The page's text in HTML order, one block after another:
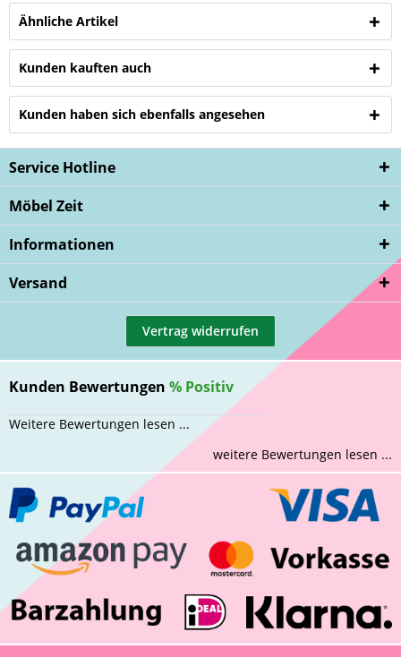
Ähnliche Artikel
Kunden kauften auch
Kunden haben sich ebenfalls angesehen
Service Hotline
Möbel Zeit
Informationen
Versand
Vertrag widerrufen
Kunden Bewertungen % Positiv
Weitere Bewertungen lesen ...
weitere Bewertungen lesen ...